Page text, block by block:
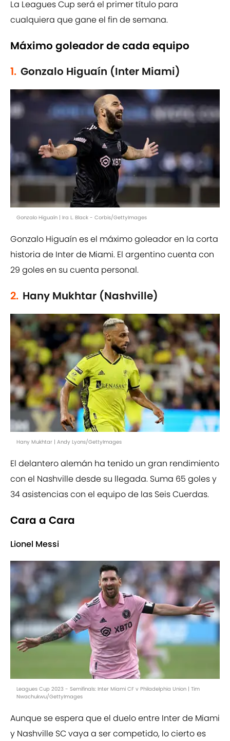
La Leagues Cup será el primer título para
cualquiera que gane el fin de semana.
Máximo goleador de cada equipo
1. Gonzalo Higuaín (Inter Miami)
Gonzalo Higuaín | Ira L. Black - Corbis/GettyImages
Gonzalo Higuaín es el máximo goleador en la corta
historia de Inter de Miami. El argentino cuenta con
29 goles en su cuenta personal.
2. Hany Mukhtar (Nashville)
Hany Mukhtar | Andy Lyons/GettyImages
El delantero alemán ha tenido un gran rendimiento
con el Nashville desde su llegada. Suma 65 goles y
34 asistencias con el equipo de las Seis Cuerdas.
Cara a Cara
Lionel Messi
Leagues Cup 2023 - Semifinals: Inter Miami CF v Philadelphia Union | Tim
Nwachukwu/GettyImages
Aunque se espera que el duelo entre Inter de Miami
y Nashville SC vaya a ser competido, lo cierto es